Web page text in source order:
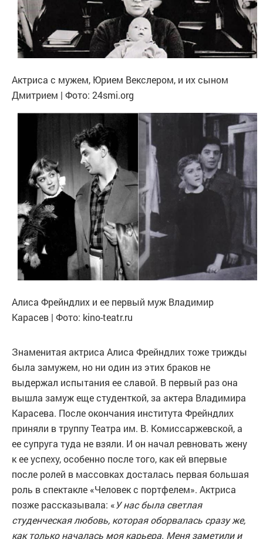
Актриса с мужем, Юрием Векслером, и их сыном
Дмитрием | Фото: 24smi.org
Алиса Фрейндлих и ее первый муж Владимир
Карасев | Фото: kino-teatr.ru
Знаменитая актриса Алиса Фрейндлих тоже трижды
была замужем, но ни один из этих браков не
выдержал испытания ее славой. В первый раз она
вышла замуж еще студенткой, за актера Владимира
Карасева. После окончания института Фрейндлих
приняли в труппу Театра им. В. Комиссаржевской, а
ее супруга туда не взяли. И он начал ревновать жену
к ее успеху, особенно после того, как ей впервые
после ролей в массовках досталась первая большая
роль в спектакле «Человек с портфелем». Актриса
позже рассказывала: «У нас была светлая
студенческая любовь, которая оборвалась сразу же,
как только началась моя карьера. Меня заметили и